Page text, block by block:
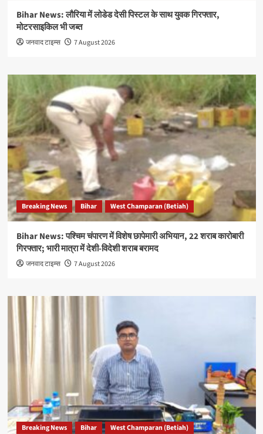
Bihar News: लौरिया में लोडेड देसी पिस्टल के साथ युवक गिरफ्तार,
मोटरसाइकिल भी जब्त
जनवाद टाइम्स 7 August 2026
Breaking News Bihar West Champaran (Betiah)
Bihar News: पश्चिम चंपारण में विशेष छापेमारी अभियान, 22 शराब कारोबारी
गिरफ्तार; भारी मात्रा में देशी-विदेशी शराब बरामद
जनवाद टाइम्स 7 August 2026
Breaking News Bihar West Champaran (Betiah)